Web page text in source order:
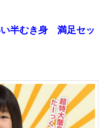
い半むき身 満足セッ